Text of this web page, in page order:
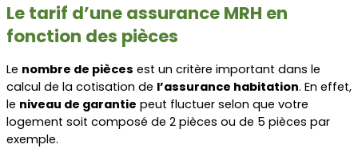
Le tarif d’une assurance MRH en
fonction des pièces
Le nombre de pièces est un critère important dans le
calcul de la cotisation de l’assurance habitation. En effet,
le niveau de garantie peut fluctuer selon que votre
logement soit composé de 2 pièces ou de 5 pièces par
exemple.